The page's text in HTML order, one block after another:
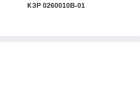
КЗР 0260010В-01